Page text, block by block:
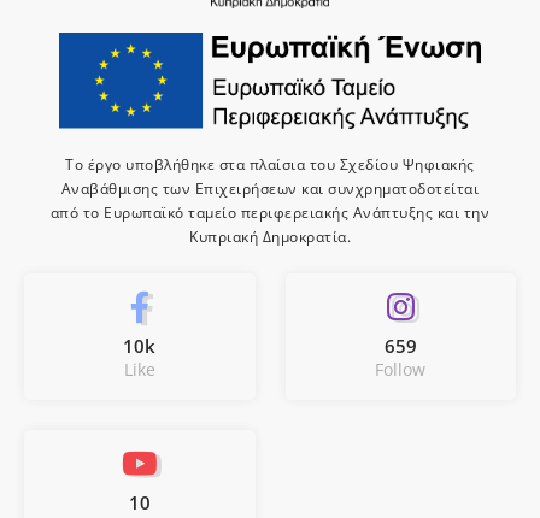
Το έργο υποβλήθηκε στα πλαίσια του Σχεδίου Ψηφιακής
Αναβάθμισης των Επιχειρήσεων και συνχρηματοδοτείται
από το Ευρωπαϊκό ταμείο περιφερειακής Ανάπτυξης και την
Κυπριακή Δημοκρατία.
10k
Like
659
Follow
10